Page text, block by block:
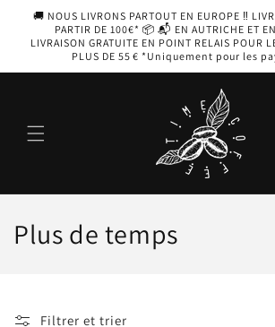
passer
au
contenu
🚚 NOUS LIVRONS PARTOUT EN EUROPE ‼️
PARTIR DE 100€* 📦 📬 EN AUTRICHE ET
LIVRAISON GRATUITE EN POINT RELAIS POUR
PLUS DE 55 € *Uniquement pour les
C
Plus de temps
Filtrer et trier